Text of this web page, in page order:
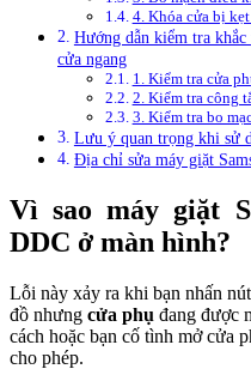
4. Khóa cửa bị
Hướng dẫn kiểm tra
cửa ngang
1. Kiểm tra cửa
2. Kiểm tra công
3. Kiểm tra bo
Lưu ý quan trọng khi sử
Địa chỉ sửa máy giặt
Vì sao máy giặt
DDC ở màn hình?
Lỗi này xảy ra khi bạn nhấn nút
đồ nhưng cửa phụ đang được
cách hoặc bạn cố tình mở cửa
cho phép.